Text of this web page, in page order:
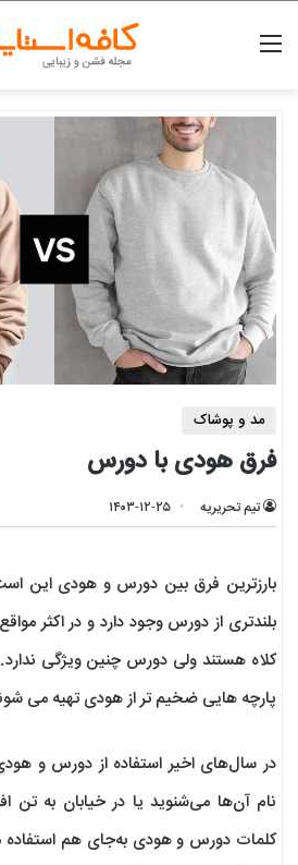
منو
مد و پوشاک
فرق هودی با دورس
تیم تحریریه ۱۴۰۳-۱۲-۲۵
بارزترین فرق بین دورس و هودی این
بلندتری از دورس وجود دارد و در اکثر
کلاه هستند ولی دورس چنین ویژگی
پارچه هایی ضخیم تر از هودی تهیه می
در سال‌های اخیر استفاده از دورس و
نام آن‌ها می‌شنوید یا در خیابان به تن
کلمات دورس و هودی به‌جای هم